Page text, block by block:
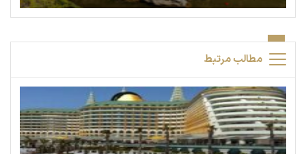
مطالب مرتبط